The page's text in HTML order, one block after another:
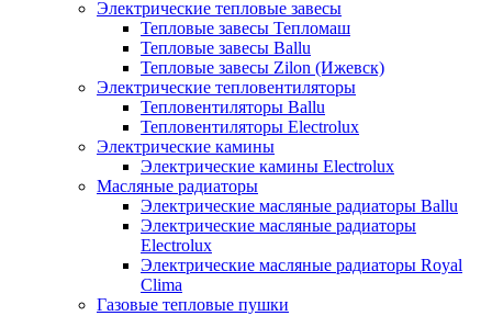
Электрические тепловые завесы
Тепловые завесы Тепломаш
Тепловые завесы Ballu
Тепловые завесы Zilon (Ижевск)
Электрические тепловентиляторы
Тепловентиляторы Ballu
Тепловентиляторы Electrolux
Электрические камины
Электрические камины Electrolux
Масляные радиаторы
Электрические масляные радиаторы Ballu
Электрические масляные радиаторы
Electrolux
Электрические масляные радиаторы Royal
Clima
Газовые тепловые пушки